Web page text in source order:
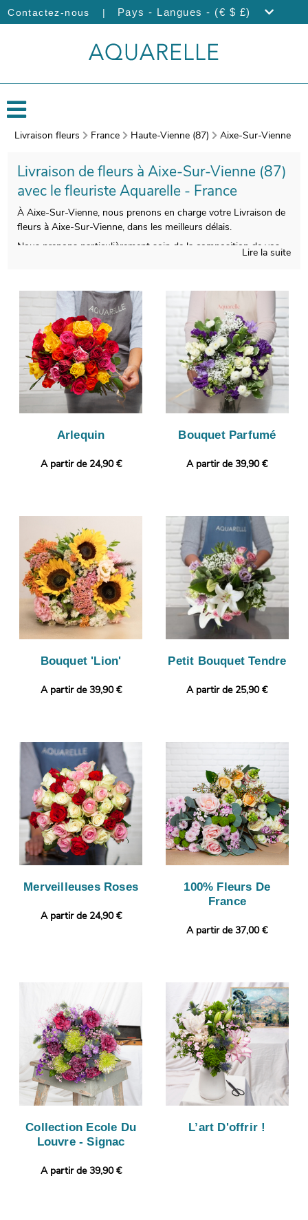
Contactez-nous | Pays - Langues - (€ $ £)
Livraison fleurs France Haute-Vienne (87) Aixe-Sur-Vienne
Livraison de fleurs à Aixe-Sur-Vienne (87)
avec le fleuriste Aquarelle - France
À Aixe-Sur-Vienne, nous prenons en charge votre Livraison de
fleurs à Aixe-Sur-Vienne, dans les meilleurs délais.
Nous prenons particulièrement soin de la composition de vos
photo de l’ensemble sera prise, après avoir ajouté un vase de
transport pour le protéger. L’objectif est de vous envoyer la
photo par e-mail de manière à ce que vous puissiez vous
assurer que le bouquet de fleurs envoyé sera identique à celui
que vous avez sélectionné. La livraison sera ensuite lancée.
Notre petit plus ? Gratuitement et en quelques clics, votre
commande pourra être complétée par un message
personnalisé.
Lire la suite
Arlequin
A partir de 24,90 €
Bouquet Parfumé
A partir de 39,90 €
Bouquet 'Lion'
A partir de 39,90 €
Petit Bouquet Tendre
A partir de 25,90 €
Merveilleuses Roses
A partir de 24,90 €
100% Fleurs De
France
A partir de 37,00 €
Collection Ecole Du
Louvre - Signac
A partir de 39,90 €
L’art D'offrir !